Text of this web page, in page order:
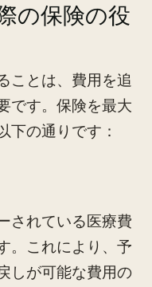
の保険の役
ことは、費用を追
です。保険を最大
下の通りです：
されている医療費
。これにより、予
しが可能な費用の